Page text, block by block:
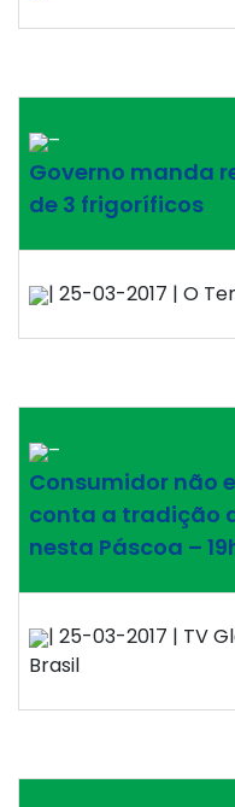
–
Governo manda
de 3 frigoríficos
| 25-03-2017 | O
–
Consumidor não
conta a tradição
nesta Páscoa –
| 25-03-2017 | TV
Brasil